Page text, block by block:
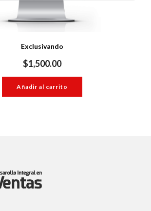
Exclusivando
$1,500.00
Añadir al carrito